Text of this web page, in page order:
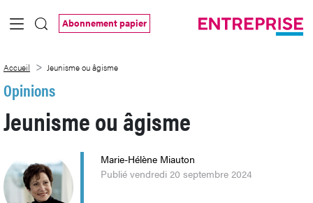
Saut au contenu principal
Abonnement papier
Accueil Jeunisme ou âgisme
Opinions
Jeunisme ou âgisme
Marie-Hélène Miauton
Publié vendredi 20 septembre 2024